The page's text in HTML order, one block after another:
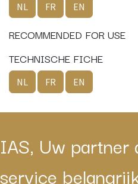
NL FR EN
RECOMMENDED FOR USE
TECHNISCHE FICHE
NL FR EN
IAS, Uw partner
service